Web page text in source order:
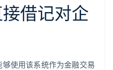
接借记对企
使用该系统作为金融交易